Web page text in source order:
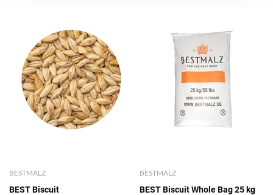
BESTMALZ
BEST Biscuit
BESTMALZ
BEST Biscuit Whole Bag 25 kg